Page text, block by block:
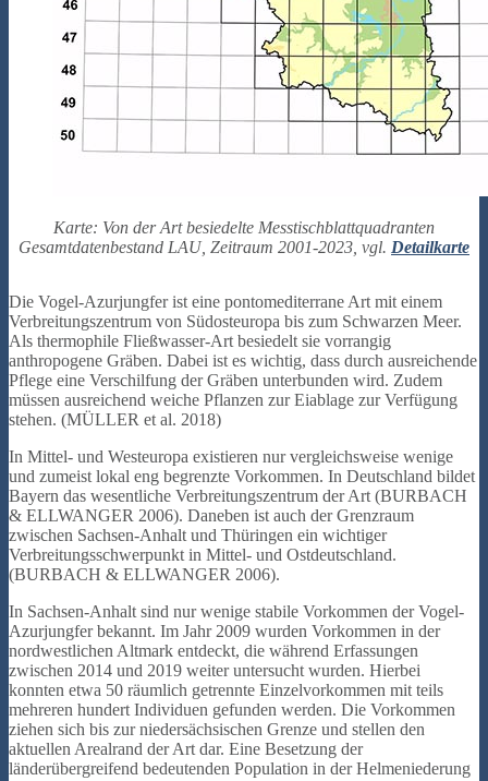
Karte: Von der Art besiedelte Messtischblattquadranten
Gesamtdatenbestand LAU, Zeitraum 2001-2023, vgl. Detailkarte
Die Vogel-Azurjungfer ist eine pontomediterrane Art mit einem
Verbreitungszentrum von Südosteuropa bis zum Schwarzen Meer.
Als thermophile Fließwasser-Art besiedelt sie vorrangig
anthropogene Gräben. Dabei ist es wichtig, dass durch ausreichende
Pflege eine Verschilfung der Gräben unterbunden wird. Zudem
müssen ausreichend weiche Pflanzen zur Eiablage zur Verfügung
stehen. (MÜLLER et al. 2018)
In Mittel- und Westeuropa existieren nur vergleichsweise wenige
und zumeist lokal eng begrenzte Vorkommen. In Deutschland bildet
Bayern das wesentliche Verbreitungszentrum der Art (BURBACH
& ELLWANGER 2006). Daneben ist auch der Grenzraum
zwischen Sachsen-Anhalt und Thüringen ein wichtiger
Verbreitungsschwerpunkt in Mittel- und Ostdeutschland.
(BURBACH & ELLWANGER 2006).
In Sachsen-Anhalt sind nur wenige stabile Vorkommen der Vogel-
Azurjungfer bekannt. Im Jahr 2009 wurden Vorkommen in der
nordwestlichen Altmark entdeckt, die während Erfassungen
zwischen 2014 und 2019 weiter untersucht wurden. Hierbei
konnten etwa 50 räumlich getrennte Einzelvorkommen mit teils
mehreren hundert Individuen gefunden werden. Die Vorkommen
ziehen sich bis zur niedersächsischen Grenze und stellen den
aktuellen Arealrand der Art dar. Eine Besetzung der
länderübergreifend bedeutenden Population in der Helmeniederung